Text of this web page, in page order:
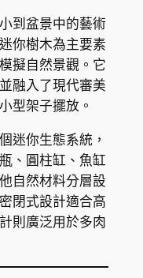
到盆景中的藝術
你樹木為主要素
擬自然景觀。它
融入了現代審美
型架子擺放。
迷你生態系統，
、圓柱缸、魚缸
自然材料分層設
閉式設計適合高
則廣泛用於多肉